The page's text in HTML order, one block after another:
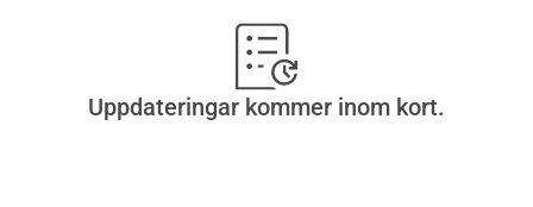
Uppdateringar kommer inom kort.